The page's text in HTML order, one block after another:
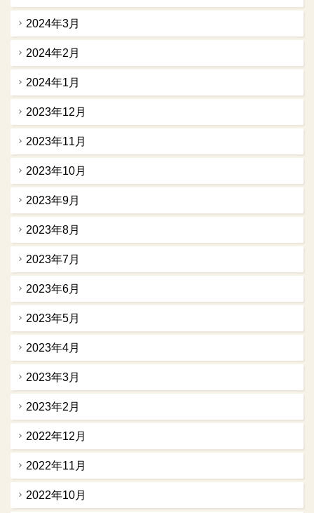
2024年3月
2024年2月
2024年1月
2023年12月
2023年11月
2023年10月
2023年9月
2023年8月
2023年7月
2023年6月
2023年5月
2023年4月
2023年3月
2023年2月
2022年12月
2022年11月
2022年10月